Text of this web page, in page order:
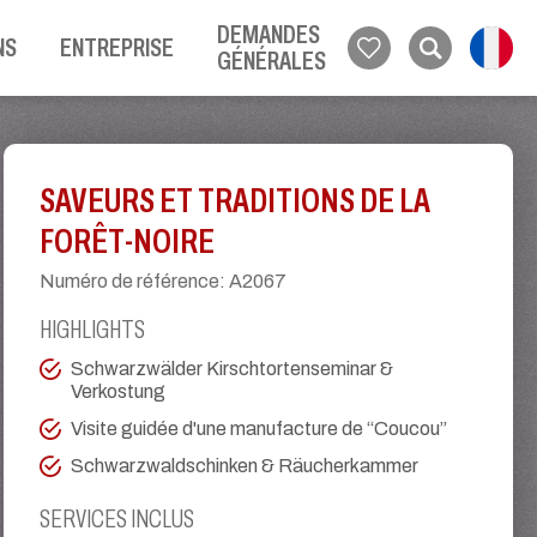
ENTREPRISE DEMANDES
GÉNÉRALES
SAVEURS ET TRADITIONS DE LA
FORÊT-NOIRE
Numéro de référence:A2067
HIGHLIGHTS
Schwarzwälder Kirschtortenseminar &
Verkostung
Visite guidée d'une manufacture de “Coucou”
Schwarzwaldschinken & Räucherkammer
SERVICES INCLUS